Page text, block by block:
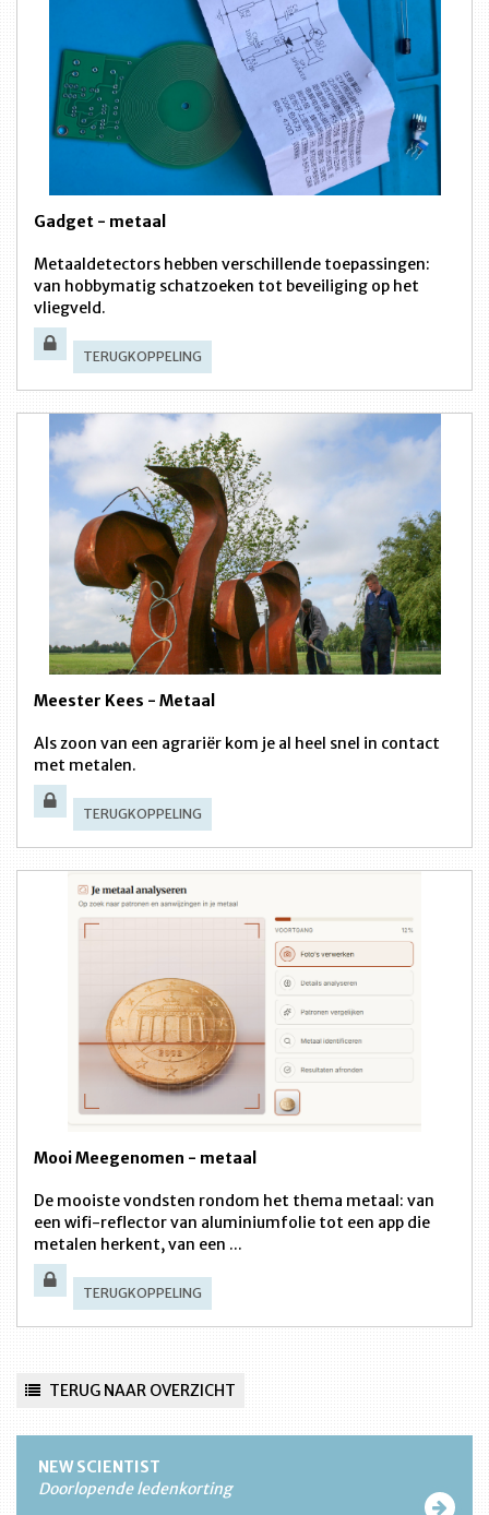
Gadget - metaal
Metaaldetectors hebben verschillende toepassingen:
van hobbymatig schatzoeken tot beveiliging op het
vliegveld.
TERUGKOPPELING
Meester Kees - Metaal
Als zoon van een agrariër kom je al heel snel in contact
met metalen.
TERUGKOPPELING
Mooi Meegenomen - metaal
De mooiste vondsten rondom het thema metaal: van
een wifi-reflector van aluminiumfolie tot een app die
metalen herkent, van een ...
TERUGKOPPELING
TERUG NAAR OVERZICHT
NEW SCIENTIST
Doorlopende ledenkorting